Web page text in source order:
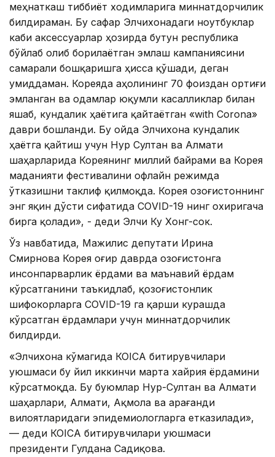
меҳнаткаш тиббиёт ходимларига миннатдорчилик
билдираман. Бу сафар Элчихонадаги ноутбуклар
каби аксессуарлар ҳозирда бутун республика
бўйлаб олиб борилаётган эмлаш кампаниясини
самарали бошқаришга ҳисса қўшади, деган
умиддаман. Кореяда аҳолининг 70 фоиздан ортиғи
эмланган ва одамлар юқумли касалликлар билан
яшаб, кундалик ҳаётига қайтаётган «with Corona»
даври бошланди. Бу ойда Элчихона кундалик
ҳаётга қайтиш учун Нур Султан ва Алмати
шаҳарларида Кореянинг миллий байрами ва Корея
маданияти фестивалини офлайн режимда
ўтказишни таклиф қилмоқда. Корея Қозоғистоннинг
энг яқин дўсти сифатида CОVID-19 нинг охиригача
бирга қолади», - деди Элчи Ку Хонг-сок.
Ўз навбатида, Мажилис депутати Ирина
Смирнова Корея оғир даврда Қозоғистонга
инсонпарварлик ёрдами ва маънавий ёрдам
кўрсатганини таъкидлаб, қозоғистонлик
шифокорларга CОVID-19 га қарши курашда
кўрсатган ёрдамлари учун миннатдорчилик
билдирди.
«Элчихона кўмагида КОICA битирувчилари
уюшмаси бу йил иккинчи марта хайрия ёрдамини
кўрсатмоқда. Бу буюмлар Нур-Султан ва Алмати
шаҳарлари, Алмати, Ақмола ва Қарағанди
вилоятларидаги эпидемиологларга етказилади»,
— деди КОICA битирувчилари уюшмаси
президенти Гулдана Садиқова.